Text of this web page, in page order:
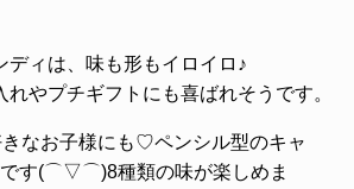
ディは、味も形もイロイロ♪
やプチギフトにも喜ばれそうです。
なお子様にも♡ペンシル型のキャ
です(⌒▽⌒)8種類の味が楽しめま